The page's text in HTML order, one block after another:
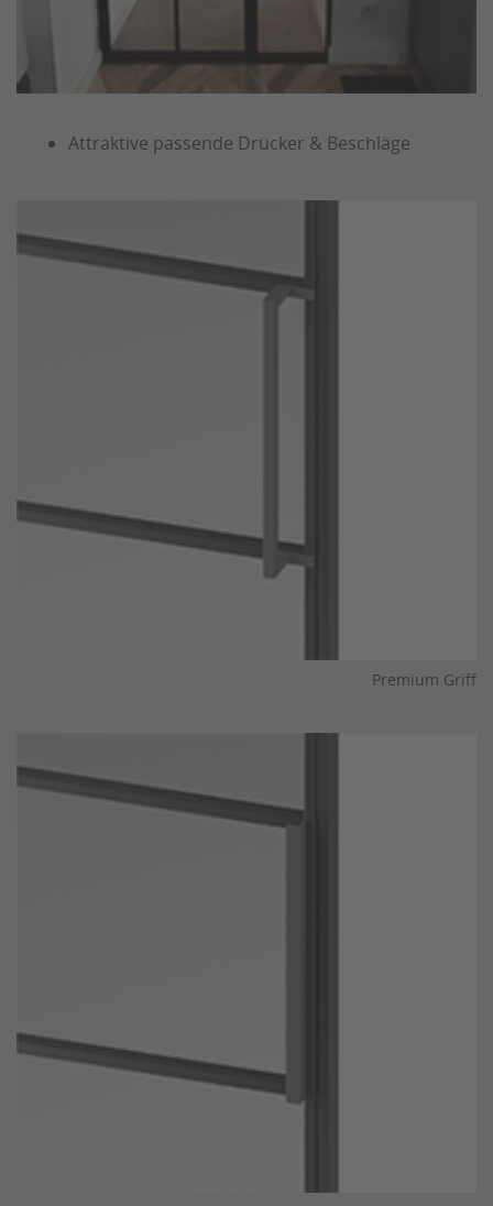
Attraktive passende Drücker & Beschläge
Premium Griff